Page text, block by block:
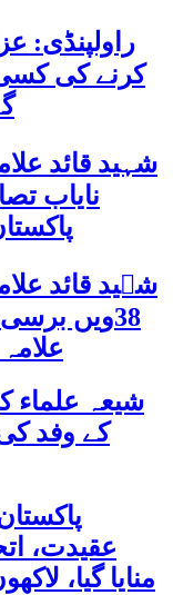
راولپنڈی:
کرنے کی
شہید قائد
نایاب
شہید قائد
38ویں
شیعہ علماء
کے وفد
عقیدت،
منایا گیا،